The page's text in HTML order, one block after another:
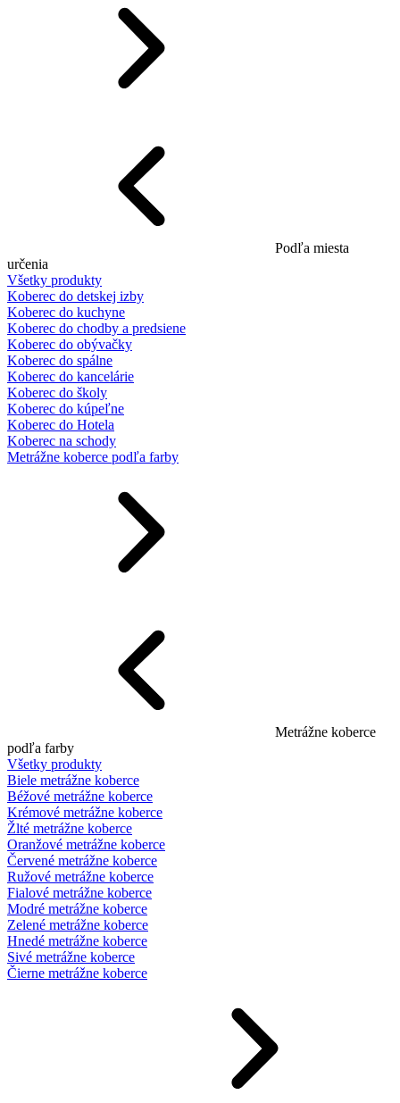
Podľa miesta
určenia
Všetky produkty
Koberec do detskej izby
Koberec do kuchyne
Koberec do chodby a predsiene
Koberec do obývačky
Koberec do spálne
Koberec do kancelárie
Koberec do školy
Koberec do kúpeľne
Koberec do Hotela
Koberec na schody
Metrážne koberce podľa farby
Metrážne koberce
podľa farby
Všetky produkty
Biele metrážne koberce
Béžové metrážne koberce
Krémové metrážne koberce
Žlté metrážne koberce
Oranžové metrážne koberce
Červené metrážne koberce
Ružové metrážne koberce
Fialové metrážne koberce
Modré metrážne koberce
Zelené metrážne koberce
Hnedé metrážne koberce
Sivé metrážne koberce
Čierne metrážne koberce